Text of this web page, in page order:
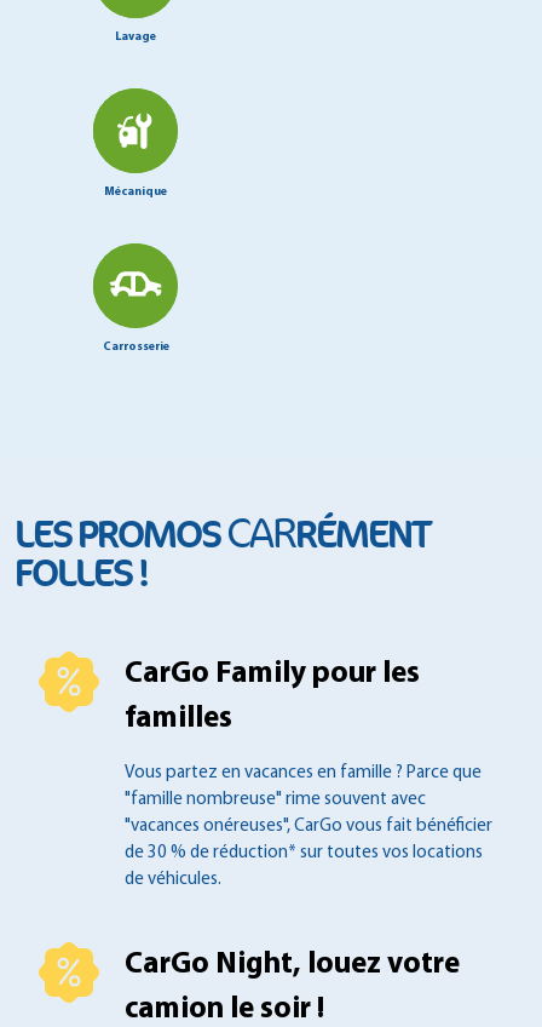
Lavage
Mécanique
Carrosserie
LES PROMOSCARRÉMENT
FOLLES !
CarGo Family pour les
familles
Vous partez en vacances en famille ? Parce que
"famille nombreuse" rime souvent avec
"vacances onéreuses", CarGo vous fait bénéficier
de 30 % de réduction* sur toutes vos locations
de véhicules.
CarGo Night, louez votre
camion le soir !